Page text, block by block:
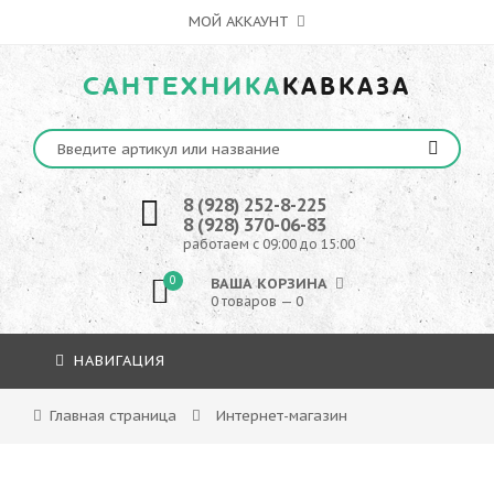
МОЙ АККАУНТ
САНТЕХНИКАКАВКАЗА
8 (928) 252-8-225
8 (928) 370-06-83
работаем с 09:00 до 15:00
0 ВАША КОРЗИНА
0 товаров — 0
НАВИГАЦИЯ
Главная страница Интернет-магазин